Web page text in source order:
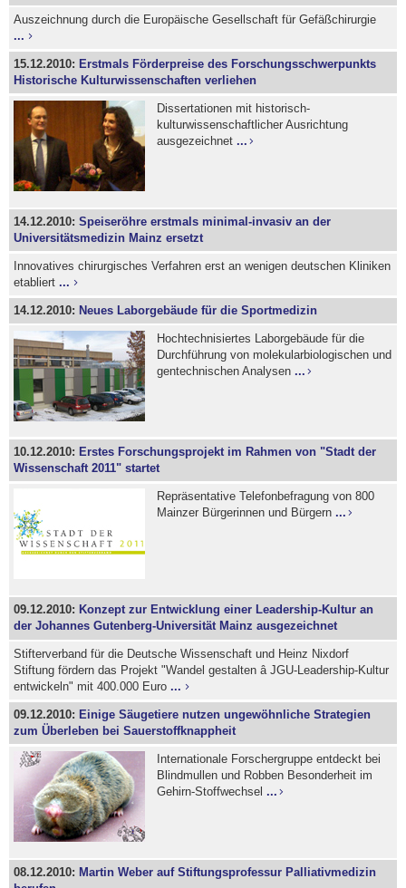
Auszeichnung durch die Europäische Gesellschaft für Gefäßchirurgie
...
15.12.2010: Erstmals Förderpreise des Forschungsschwerpunkts
Historische Kulturwissenschaften verliehen
Dissertationen mit historisch-
kulturwissenschaftlicher Ausrichtung
ausgezeichnet ...
14.12.2010:Speiseröhre erstmals minimal-invasiv an der
Universitätsmedizin Mainz ersetzt
Innovatives chirurgisches Verfahren erst an wenigen deutschen Kliniken
etabliert...
14.12.2010: Neues Laborgebäude für die Sportmedizin
Hochtechnisiertes Laborgebäude für die
Durchführung von molekularbiologischen und
gentechnischen Analysen ...
10.12.2010: Erstes Forschungsprojekt im Rahmen von "Stadt der
Wissenschaft 2011" startet
Repräsentative Telefonbefragung von 800
Mainzer Bürgerinnen und Bürgern ...
09.12.2010: Konzept zur Entwicklung einer Leadership-Kultur an
der Johannes Gutenberg-Universität Mainz ausgezeichnet
Stifterverband für die Deutsche Wissenschaft und Heinz Nixdorf
Stiftung fördern das Projekt "Wandel gestalten â JGU-Leadership-Kultur
entwickeln" mit 400.000 Euro...
09.12.2010: Einige Säugetiere nutzen ungewöhnliche Strategien
zum Überleben bei Sauerstoffknappheit
Internationale Forschergruppe entdeckt bei
Blindmullen und Robben Besonderheit im
Gehirn-Stoffwechsel ...
08.12.2010: Martin Weber auf Stiftungsprofessur Palliativmedizin